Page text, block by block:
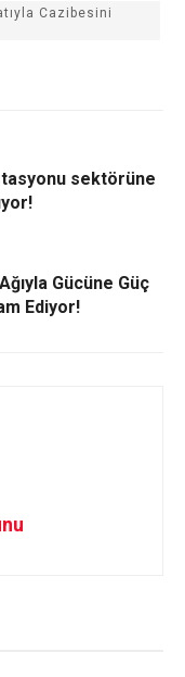
Cazibesini
sektörüne
Gücüne Güç
Ediyor!